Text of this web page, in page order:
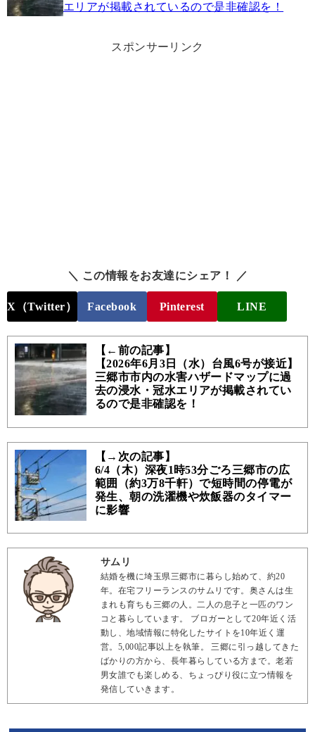
エリアが掲載されているので是非確認を！
スポンサーリンク
＼ この情報をお友達にシェア！ ／
X（Twitter） Facebook Pinterest LINE
【←前の記事】
【2026年6月3日（水）台風6号が接近】
三郷市市内の水害ハザードマップに過
去の浸水・冠水エリアが掲載されてい
るので是非確認を！
【→次の記事】
6/4（木）深夜1時53分ごろ三郷市の広
範囲（約3万8千軒）で短時間の停電が
発生、朝の洗濯機や炊飯器のタイマー
に影響
サムリ
結婚を機に埼玉県三郷市に暮らし始めて、約20
年。在宅フリーランスのサムリです。奥さんは生
まれも育ちも三郷の人。二人の息子と一匹のワン
コと暮らしています。 ブロガーとして20年近く活
動し、地域情報に特化したサイトを10年近く運
営。5,000記事以上を執筆。 三郷に引っ越してきた
ばかりの方から、長年暮らしている方まで。老若
男女誰でも楽しめる、ちょっぴり役に立つ情報を
発信していきます。